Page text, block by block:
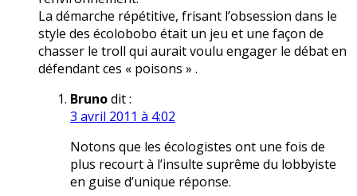
La démarche répétitive, frisant l’obsession dans le
style des écolobobo était un jeu et une façon de
chasser le troll qui aurait voulu engager le débat en
défendant ces « poisons » .
Brunodit :
3 avril 2011 à 4:02
Notons que les écologistes ont une fois de
plus recourt à l’insulte suprême du lobbyiste
en guise d’unique réponse.